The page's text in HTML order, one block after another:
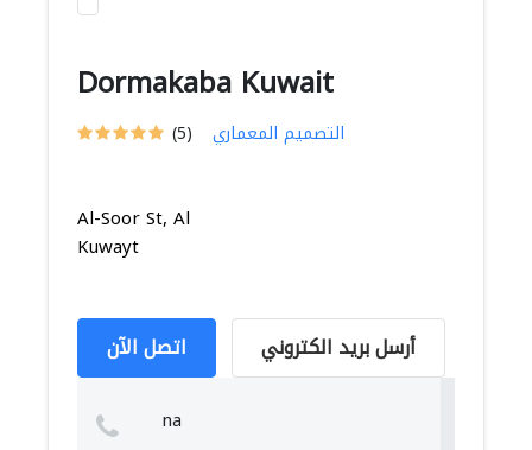
Dormakaba Kuwait
(5) التصميم المعماري
Al-Soor St, Al
Kuwayt
اتصل الآن أرسل بريد الكتروني
na